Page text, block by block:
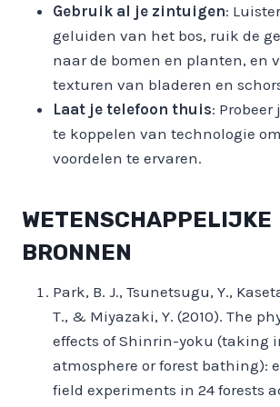
Gebruik al je zintuigen:
geluiden van het bos, ruik de
naar de bomen en planten, en
texturen van bladeren en
Laat je telefoon thuis: Probeer
te koppelen van technologie
voordelen te ervaren.
WETENSCHAPPELIJKE
BRONNEN
Park, B. J., Tsunetsugu, Y.,
T., & Miyazaki, Y. (2010). The
effects of Shinrin-yoku (taking
atmosphere or forest bathing):
field experiments in 24 forests